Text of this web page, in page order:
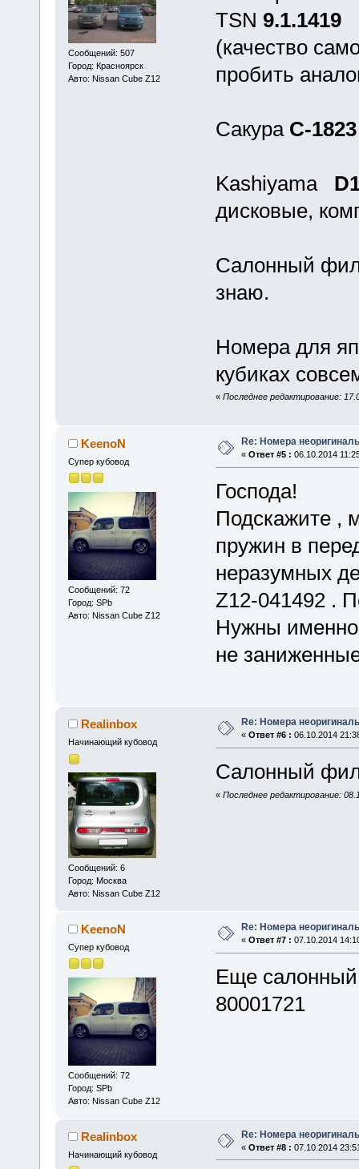
Сообщений: 507
Город: Красноярск
Авто: Nissan Cube Z12
TSN 9.1.1419
(качество
пробить
Сакура C-1823
Kashiyama
дисковые,
Салонный
знаю.
Номера для
кубиках
« Последнее редактирование:
KeenoN
Супер кубовод
Сообщений: 72
Город: SPb
Авто: Nissan Cube Z12
Re: Номера
« Ответ #5 : 06.10.2014
Господа!
Подскажите ,
пружин в
неразумных
Z12-041492 .
Нужны именно
не
Realinbox
Начинающий кубовод
Сообщений: 6
Город: Москва
Авто: Nissan Cube Z12
Re: Номера
« Ответ #6 : 06.10.2014
Салонный
« Последнее редактирование:
KeenoN
Супер кубовод
Сообщений: 72
Город: SPb
Авто: Nissan Cube Z12
Re: Номера
« Ответ #7 : 07.10.2014
Еще
80001721
Realinbox
Начинающий кубовод
Re: Номера
« Ответ #8 : 07.10.2014